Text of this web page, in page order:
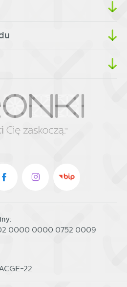
0000 0000 0752 0009
22